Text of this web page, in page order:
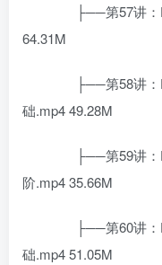
├──第57讲：
64.31M
├──第58讲：
础.mp4 49.28M
├──第59讲：
阶.mp4 35.66M
├──第60讲：
础.mp4 51.05M